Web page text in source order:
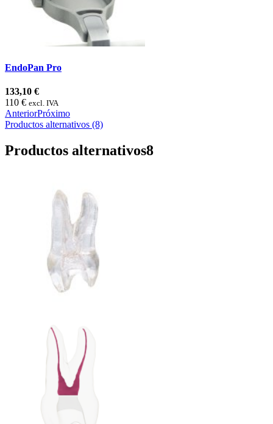
EndoPan Pro
133,10 €
110 € excl. IVA
AnteriorPróximo
Productos alternativos (8)
Productos alternativos8